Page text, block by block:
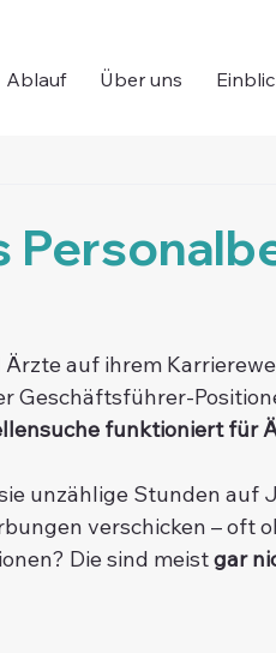
Ablauf Über uns
auf ihrem
Geschäftsführer-
funktioniert für
unzählige Stunden auf
verschicken – oft
Die sind meist gar